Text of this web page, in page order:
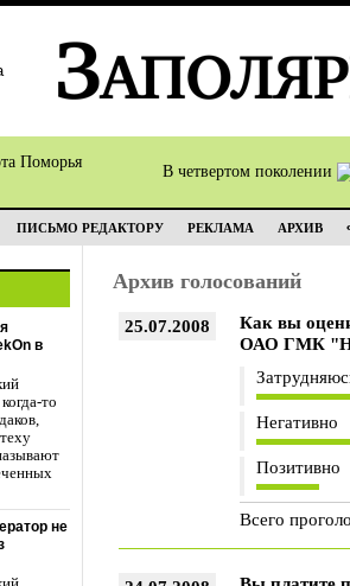
Поморья
В четвертом поколении
ПИСЬМО РЕДАКТОРУ РЕКЛАМА АРХИВ
в
то
не
Архив голосований
25.07.2008
Как вы
ОАО ГМК
Негативно
Позитивно
Всего